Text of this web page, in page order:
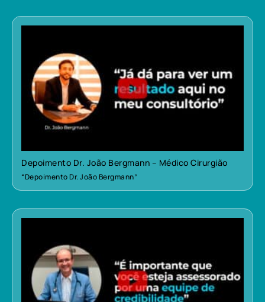
Depoimento Dr. João Bergmann – Médico Cirurgião
“Depoimento Dr. João Bergmann”